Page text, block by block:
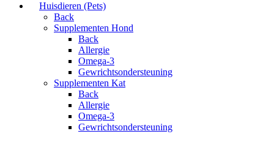
Huisdieren (Pets)
Back
Supplementen Hond
Back
Allergie
Omega-3
Gewrichtsondersteuning
Supplementen Kat
Back
Allergie
Omega-3
Gewrichtsondersteuning